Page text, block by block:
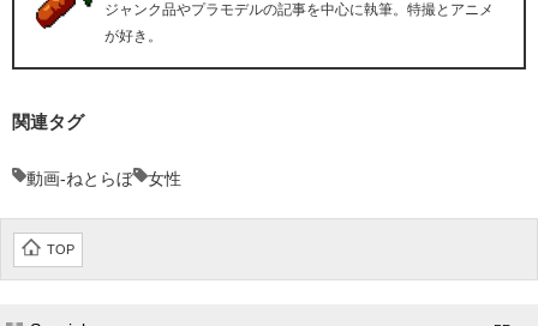
ジャンク品やプラモデルの記事を中心に執筆。特撮とアニメ
が好き。
関連タグ
動画-ねとらぼ 女性
TOP